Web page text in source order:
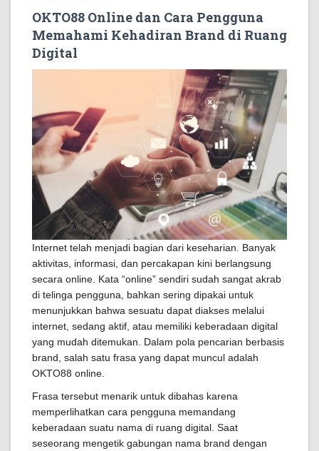
OKTO88 Online dan Cara Pengguna
Memahami Kehadiran Brand di Ruang
Digital
Internet telah menjadi bagian dari keseharian. Banyak
aktivitas, informasi, dan percakapan kini berlangsung
secara online. Kata “online” sendiri sudah sangat akrab
di telinga pengguna, bahkan sering dipakai untuk
menunjukkan bahwa sesuatu dapat diakses melalui
internet, sedang aktif, atau memiliki keberadaan digital
yang mudah ditemukan. Dalam pola pencarian berbasis
brand, salah satu frasa yang dapat muncul adalah
OKTO88 online.
Frasa tersebut menarik untuk dibahas karena
memperlihatkan cara pengguna memandang
keberadaan suatu nama di ruang digital. Saat
seseorang mengetik gabungan nama brand dengan